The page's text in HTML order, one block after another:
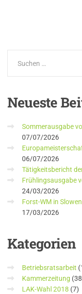
Neueste
Sommerausgabe
07/07/2026
06/07/2026
Tätigkeitsbericht
Frühlingsausgabe
24/03/2026
Forst-WM in
17/03/2026
Kategorien
Betriebsratsarbeit
Kammerzeitung
LAK-Wahl 2018 (7)